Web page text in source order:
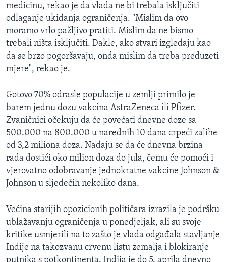
medicinu, rekao je da vlada ne bi trebala isključiti
odlaganje ukidanja ograničenja. "Mislim da ovo
moramo vrlo pažljivo pratiti. Mislim da ne bismo
trebali ništa isključiti. Dakle, ako stvari izgledaju kao
da se brzo pogoršavaju, onda mislim da treba preduzeti
mjere", rekao je.
Gotovo 70% odrasle populacije u zemlji primilo je
barem jednu dozu vakcina AstraZeneca ili Pfizer.
Zvaničnici očekuju da će povećati dnevne doze sa
500.000 na 800.000 u narednih 10 dana crpeći zalihe
od 3,2 miliona doza. Nadaju se da će dnevna brzina
rada dostići oko milion doza do jula, čemu će pomoći i
vjerovatno odobravanje jednokratne vakcine Johnson &
Johnson u sljedećih nekoliko dana.
Većina starijih opozicionih političara izrazila je podršku
ublažavanju ograničenja u ponedjeljak, ali su svoje
kritike usmjerili na to zašto je vlada odgađala stavljanje
Indije na takozvanu crvenu listu zemalja i blokiranje